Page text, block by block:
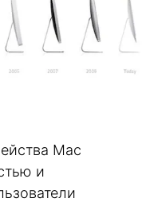
Mac
и